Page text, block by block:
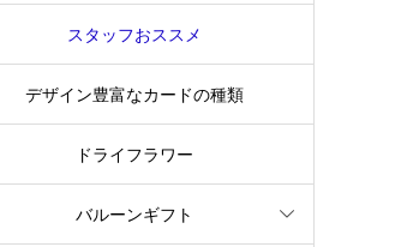
スタッフおススメ
デザイン豊富なカードの種類
ドライフラワー
バルーンギフト